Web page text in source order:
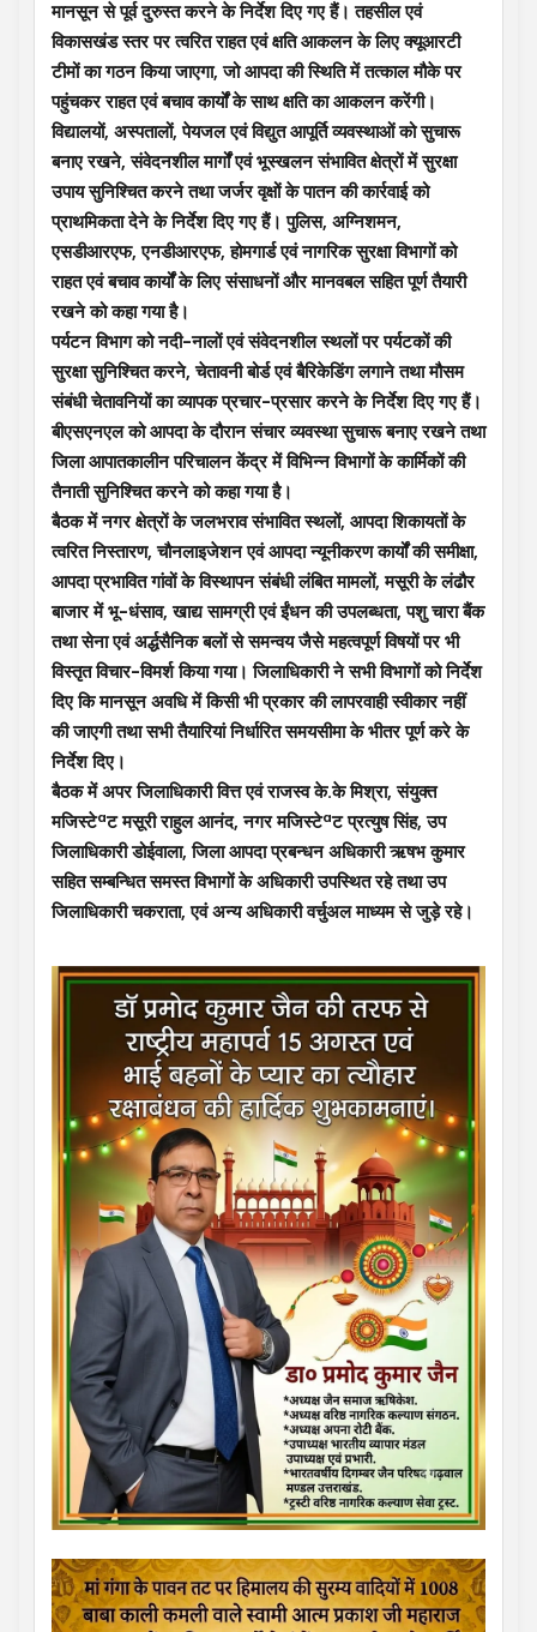
मानसून से पूर्व दुरुस्त करने के निर्देश दिए गए हैं। तहसील एवं
विकासखंड स्तर पर त्वरित राहत एवं क्षति आकलन के लिए क्यूआरटी
टीमों का गठन किया जाएगा, जो आपदा की स्थिति में तत्काल मौके पर
पहुंचकर राहत एवं बचाव कार्यों के साथ क्षति का आकलन करेंगी।
विद्यालयों, अस्पतालों, पेयजल एवं विद्युत आपूर्ति व्यवस्थाओं को सुचारू
बनाए रखने, संवेदनशील मार्गों एवं भूस्खलन संभावित क्षेत्रों में सुरक्षा
उपाय सुनिश्चित करने तथा जर्जर वृक्षों के पातन की कार्रवाई को
प्राथमिकता देने के निर्देश दिए गए हैं। पुलिस, अग्निशमन,
एसडीआरएफ, एनडीआरएफ, होमगार्ड एवं नागरिक सुरक्षा विभागों को
राहत एवं बचाव कार्यों के लिए संसाधनों और मानवबल सहित पूर्ण तैयारी
रखने को कहा गया है।
पर्यटन विभाग को नदी-नालों एवं संवेदनशील स्थलों पर पर्यटकों की
सुरक्षा सुनिश्चित करने, चेतावनी बोर्ड एवं बैरिकेडिंग लगाने तथा मौसम
संबंधी चेतावनियों का व्यापक प्रचार-प्रसार करने के निर्देश दिए गए हैं।
बीएसएनएल को आपदा के दौरान संचार व्यवस्था सुचारू बनाए रखने तथा
जिला आपातकालीन परिचालन केंद्र में विभिन्न विभागों के कार्मिकों की
तैनाती सुनिश्चित करने को कहा गया है।
बैठक में नगर क्षेत्रों के जलभराव संभावित स्थलों, आपदा शिकायतों के
त्वरित निस्तारण, चौनलाइजेशन एवं आपदा न्यूनीकरण कार्यों की समीक्षा,
आपदा प्रभावित गांवों के विस्थापन संबंधी लंबित मामलों, मसूरी के लंढौर
बाजार में भू-धंसाव, खाद्य सामग्री एवं ईंधन की उपलब्धता, पशु चारा बैंक
तथा सेना एवं अर्द्धसैनिक बलों से समन्वय जैसे महत्वपूर्ण विषयों पर भी
विस्तृत विचार-विमर्श किया गया। जिलाधिकारी ने सभी विभागों को निर्देश
दिए कि मानसून अवधि में किसी भी प्रकार की लापरवाही स्वीकार नहीं
की जाएगी तथा सभी तैयारियां निर्धारित समयसीमा के भीतर पूर्ण करे के
निर्देश दिए।
बैठक में अपर जिलाधिकारी वित्त एवं राजस्व के.के मिश्रा, संयुक्त
मजिस्टेªट मसूरी राहुल आनंद, नगर मजिस्टेªट प्रत्युष सिंह, उप
जिलाधिकारी डोईवाला, जिला आपदा प्रबन्धन अधिकारी ऋषभ कुमार
सहित सम्बन्धित समस्त विभागों के अधिकारी उपस्थित रहे तथा उप
जिलाधिकारी चकराता, एवं अन्य अधिकारी वर्चुअल माध्यम से जुड़े रहे।